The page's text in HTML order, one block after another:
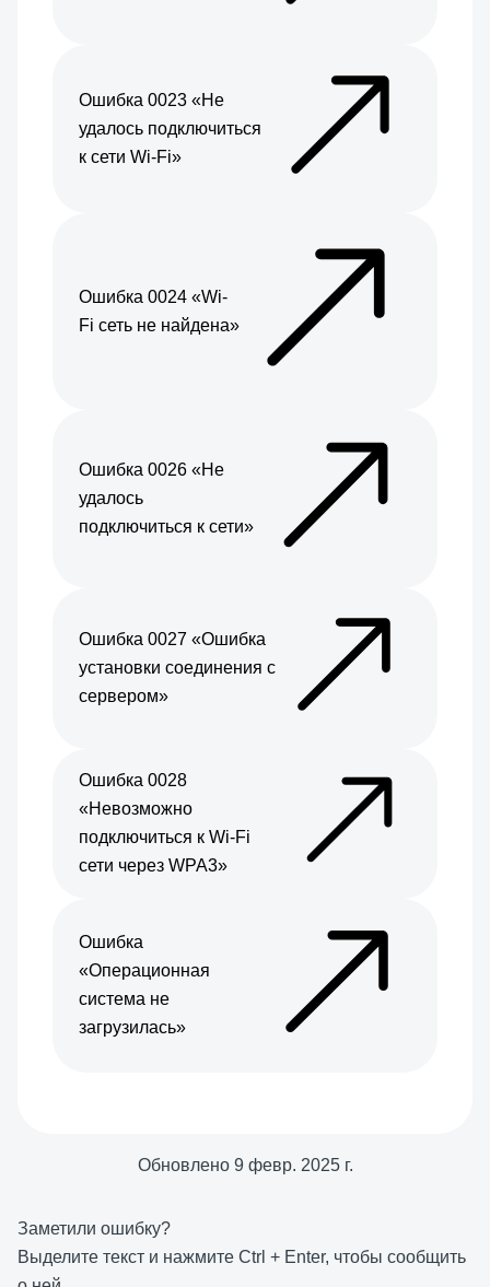
Ошибка 0023 «Не
удалось подключиться
к сети Wi-Fi»
Ошибка 0024 «Wi-
Fi сеть не найдена»
Ошибка 0026 «Не
удалось
подключиться к сети»
Ошибка 0027 «Ошибка
установки соединения с
сервером»
Ошибка 0028
«Невозможно
подключиться к Wi-Fi
сети через WPA3»
Ошибка
«Операционная
система не
загрузилась»
Обновлено 9 февр. 2025 г.
Заметили ошибку?
Выделите текст и нажмите Ctrl + Enter, чтобы сообщить